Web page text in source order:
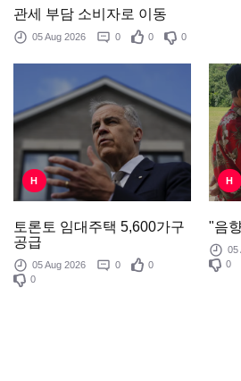
관세 부담 소비자로 이동
05 Aug 2026 0 0 0
H
토론토 임대주택 5,600가구
공급
05 Aug 2026 0
0
0
H
"음
05
0